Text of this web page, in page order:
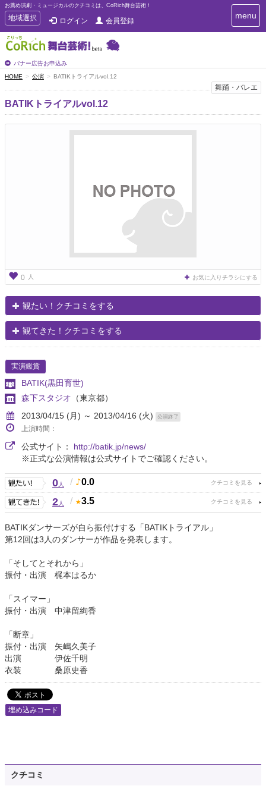
お薦め演劇・ミュージカルのクチコミは、CoRich舞台芸術！
T
o
g
g
e
n
a
v
i
地域選択 ログイン 会員登録
バナー広告お申込み
T
o
n
i
menu
HOME 公演 BATIKトライアルvol.12
舞踊・バレエ
BATIKトライアルvol.12
0 人 お気に入りチラシにする
観たい！クチコミをする
観てきた！クチコミをする
実演鑑賞
BATIK(黒田育世)
森下スタジオ （東京都）
2013/04/15 (月) ～ 2013/04/16 (火)
公演終了
上演時間：
公式サイト： http://batik.jp/news/
※正式な公演情報は公式サイトでご確認ください。
0人 / 0.0
2人 / 3.5
BATIKダンサーズが自ら振付けする「BATIKトライアル」
第12回は3人のダンサーが作品を発表します。
「そしてとそれから」
振付・出演 梶本はるか
「スイマー」
振付・出演 中津留絢香
「断章」
振付・出演 矢嶋久美子
出演 伊佐千明
衣装 桑原史香
埋め込みコード
クチコミ